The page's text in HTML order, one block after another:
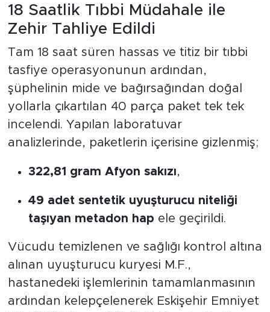
18 Saatlik Tıbbi Müdahale ile
Zehir Tahliye Edildi
Tam 18 saat süren hassas ve titiz bir tıbbi
tasfiye operasyonunun ardından,
şüphelinin mide ve bağırsağından doğal
yollarla çıkartılan 40 parça paket tek tek
incelendi. Yapılan laboratuvar
analizlerinde, paketlerin içerisine gizlenmiş;
322,81 gram Afyon sakızı,
49 adet sentetik uyuşturucu niteliği
taşıyan metadon hap ele geçirildi.
Vücudu temizlenen ve sağlığı kontrol altına
alınan uyuşturucu kuryesi M.F.,
hastanedeki işlemlerinin tamamlanmasının
ardından kelepçelenerek Eskişehir Emniyet